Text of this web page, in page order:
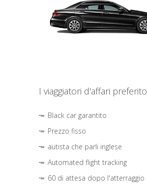
I viaggiatori d'affari preferito
Black car garantito
Prezzo fisso
autista che parli inglese
Automated flight tracking
60 di attesa dopo l'atterraggio